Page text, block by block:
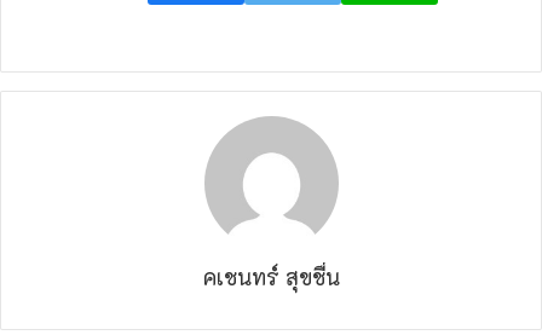
คเชนทร์ สุขชื่น